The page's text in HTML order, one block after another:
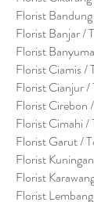
Florist
Florist Banjar /
Florist
Florist Ciamis /
Florist Cianjur /
Florist Cirebon
Florist Cimahi /
Florist Garut /
Florist
Florist
Florist